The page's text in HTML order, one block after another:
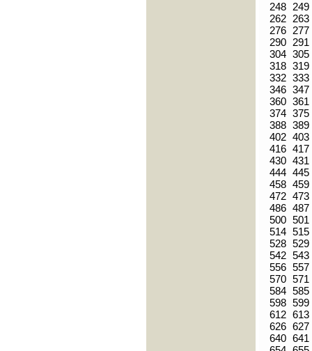
248
249
262
263
276
277
290
291
304 305
318 319
332 333
346 347
360 361
374 375
388 389
402 403
416 417
430 431
444 445
458 459
472 473
486 487
500 501
514 515
528 529
542 543
556 557
570 571
584 585
598 599
612 613
626 627
640 641